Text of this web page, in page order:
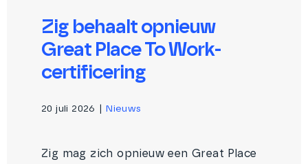
Zig behaalt opnieuw
Great Place To Work-
certificering
20 juli 2026 Nieuws
Zig mag zich opnieuw een Great Place